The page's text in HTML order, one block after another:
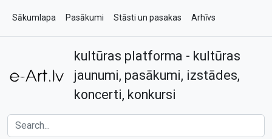
Sākumlapa Pasākumi Stāsti un pasakas Arhīvs
Kontakti
kultūras platforma - kultūras
jaunumi, pasākumi, izstādes,
koncerti, konkursi